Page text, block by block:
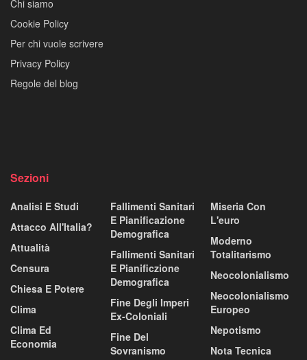
Chi siamo
Cookie Policy
Per chi vuole scrivere
Privacy Policy
Regole del blog
Sezioni
Analisi E Studi
Attacco All'Italia?
Attualità
Censura
Chiesa E Potere
Clima
Clima Ed
Economia
Fallimenti Sanitari
E Pianificazione
Demografica
Fallimenti Sanitari
E Pianificzione
Demografica
Fine Degli Imperi
Ex-Coloniali
Fine Del
Sovranismo
Miseria Con
L'euro
Moderno
Totalitarismo
Neocolonialismo
Neocolonialismo
Europeo
Nepotismo
Nota Tecnica